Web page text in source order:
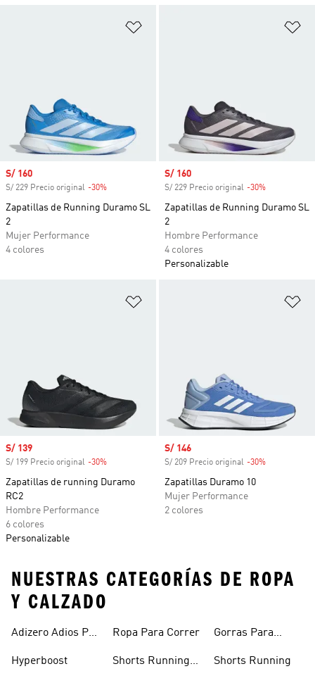
Precio de venta
S/ 160
S/ 229 Precio original -30%
Zapatillas de Running Duramo SL
2
Mujer Performance
4 colores
Precio de venta
S/ 160
S/ 229 Precio original -30%
Zapatillas de Running Duramo SL
2
Hombre Performance
4 colores
Personalizable
Precio de venta
S/ 139
S/ 199 Precio original -30%
Zapatillas de running Duramo
RC2
Hombre Performance
6 colores
Personalizable
Precio de venta
S/ 146
S/ 209 Precio original -30%
Zapatillas Duramo 10
Mujer Performance
2 colores
NUESTRAS CATEGORÍAS DE ROPA
Y CALZADO
Adizero Adios Pro
Hyperboost
Ropa Para Correr
Shorts Running
Gorras Para
Shorts Running